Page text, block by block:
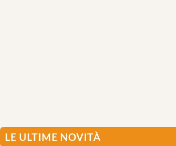
LE ULTIME NOVITÀ